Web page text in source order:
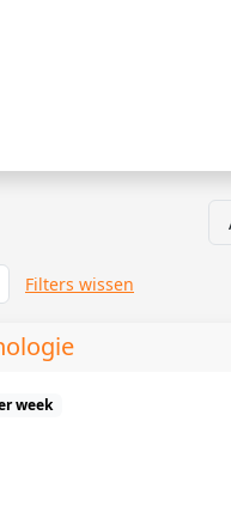
Filters wissen
week